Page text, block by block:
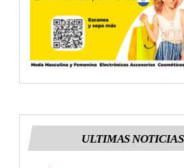
ULTIMAS NOTICIAS